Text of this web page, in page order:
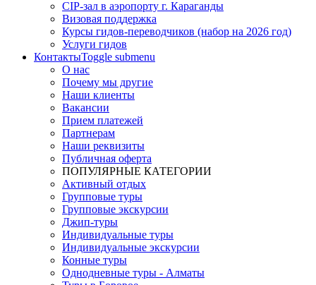
CIP-зал в аэропорту г. Караганды
Визовая поддержка
Курсы гидов-переводчиков (набор на 2026 год)
Услуги гидов
КонтактыToggle submenu
О нас
Почему мы другие
Наши клиенты
Вакансии
Прием платежей
Партнерам
Наши реквизиты
Публичная оферта
ПОПУЛЯРНЫЕ КАТЕГОРИИ
Активный отдых
Групповые туры
Групповые экскурсии
Джип-туры
Индивидуальные туры
Индивидуальные экскурсии
Конные туры
Однодневные туры - Алматы